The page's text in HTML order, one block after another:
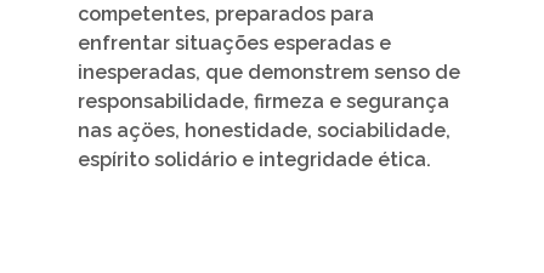
competentes, preparados para
enfrentar situações esperadas e
inesperadas, que demonstrem senso de
responsabilidade, firmeza e segurança
nas açöes, honestidade, sociabilidade,
espírito solidário e integridade ética.